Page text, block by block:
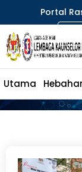
Portal
Utama